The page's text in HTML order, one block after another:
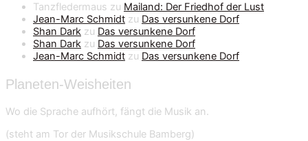
Tanzfledermaus zu Mailand: Der Friedhof der Lust
Jean-Marc Schmidt zu Das versunkene Dorf
Shan Dark zu Das versunkene Dorf
Shan Dark zu Das versunkene Dorf
Jean-Marc Schmidt zu Das versunkene Dorf
Planeten-Weisheiten
Wo die Sprache aufhört, fängt die Musik an.
(steht am Tor der Musikschule Bamberg)